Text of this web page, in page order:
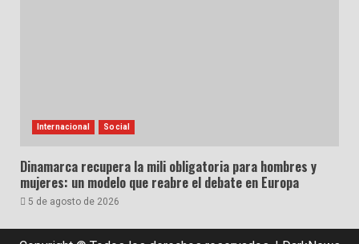
Internacional Social
Dinamarca recupera la mili obligatoria para hombres y
mujeres: un modelo que reabre el debate en Europa
5 de agosto de 2026